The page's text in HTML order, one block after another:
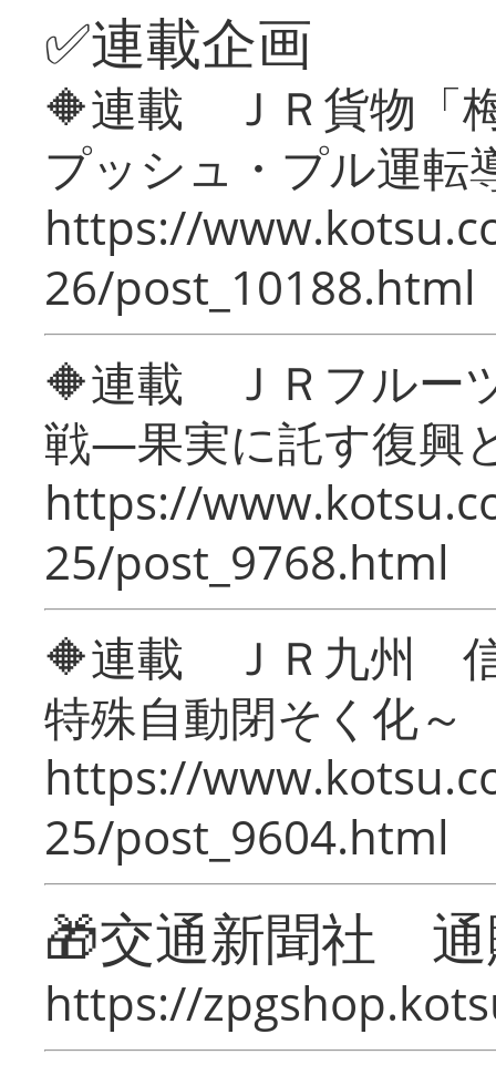
✅連載企画
🔶連載 ＪＲ貨物「
プッシュ・プル運転
https://
26/post_10188.html
🔶連載 ＪＲフルー
戦―果実に託す復興
https://
25/post_9768.html
🔶連載 ＪＲ九州 信
特殊自動閉そく化～
https://
25/post_9604.html
🎁交通新聞社
https://